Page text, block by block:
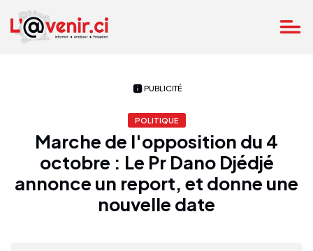
PUBLICITÉ
POLITIQUE
Marche de l'opposition du 4
octobre : Le Pr Dano Djédjé
annonce un report, et donne une
nouvelle date